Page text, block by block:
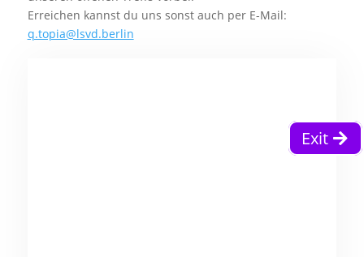
Erreichen kannst du uns sonst auch per E-Mail:
q.topia@lsvd.berlin
Exit